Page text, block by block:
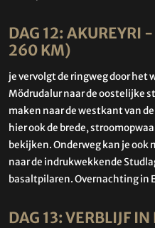
DAG 12: AKUREYRI
260 KM)
je vervolgt de ringweg door
Mödrudalur naar de oostelijke
maken naar de westkant van
hier ook de brede,
bekijken. Onderweg kan je ook
naar de indrukwekkende
basaltpilaren. Overnachting in
DAG 13: VERBLIJF